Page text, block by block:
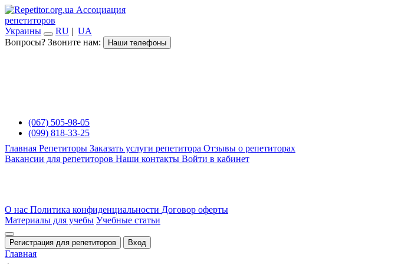
Ассоциация
репетиторов
Украины
RU | UA
Вопросы? Звоните нам:
Наши телефоны
(067) 505-98-05
(099) 818-33-25
Главная Репетиторы Заказать услуги репетитора Отзывы о репетиторах
Вакансии для репетиторов Наши контакты Войти в кабинет
О нас Политика конфиденциальности Договор оферты
Материалы для учебы Учебные статьи
Регистрация для репетиторов Вход
Главная